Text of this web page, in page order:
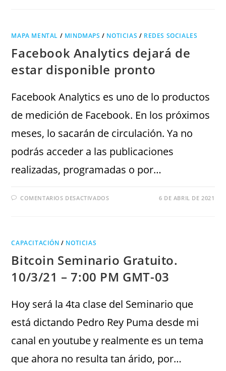
MAPA MENTAL / MINDMAPS / NOTICIAS / REDES SOCIALES
Facebook Analytics dejará de
estar disponible pronto
Facebook Analytics es uno de lo productos
de medición de Facebook. En los próximos
meses, lo sacarán de circulación. Ya no
podrás acceder a las publicaciones
realizadas, programadas o por…
COMENTARIOS DESACTIVADOS 6 DE ABRIL DE 2021
CAPACITACIÓN / NOTICIAS
Bitcoin Seminario Gratuito.
10/3/21 – 7:00 PM GMT-03
Hoy será la 4ta clase del Seminario que
está dictando Pedro Rey Puma desde mi
canal en youtube y realmente es un tema
que ahora no resulta tan árido, por…